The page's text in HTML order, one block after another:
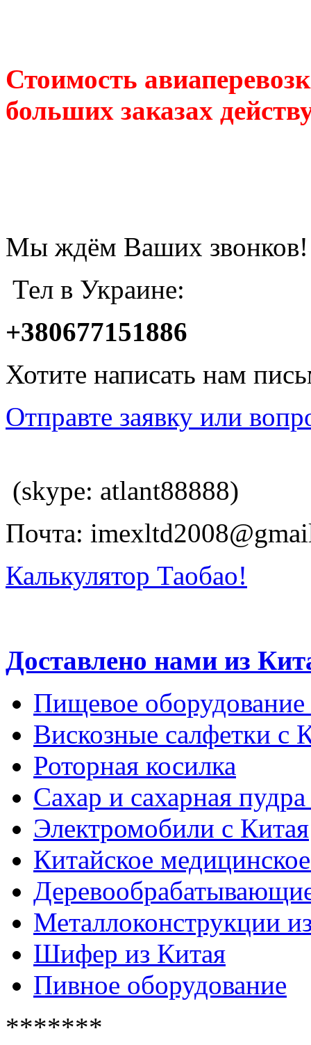
Стоимость
больших заказах
Мы ждём Ваших звонков!
Тел в Украине:
+380677151886
Хотите написать нам
Отправте заявку или
(skype: atlant88888)
Почта:
Калькулятор Таобао!
Доставлено нами из
Пищевое оборудование
Вискозные салфетки с
Роторная косилка
Сахар и сахарная
Электромобили с Китая
Китайское
Металлоконструкции
Шифер из Китая
Пивное оборудование
*******